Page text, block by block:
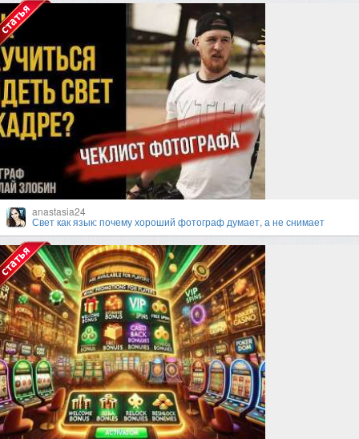
anastasia24
Свет как язык: почему хороший фотограф думает, а не снимает